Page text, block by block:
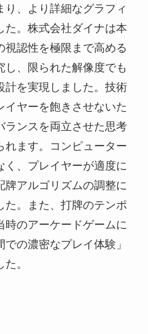
、より詳細なグラフィ
た。株式会社ダイナは本
視認性を極限まで高める
し、限られた解像度でも
計を実現しました。技術
イヤーを飽きさせないた
ランスを両立させた思考
れます。コンピューター
く、プレイヤーが適度に
牌アルゴリズムの調整に
た。また、打牌のテンポ
時のアーケードゲームに
の濃密なプレイ体験」
。